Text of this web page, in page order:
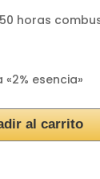
horas
«2% esencia»
al carrito